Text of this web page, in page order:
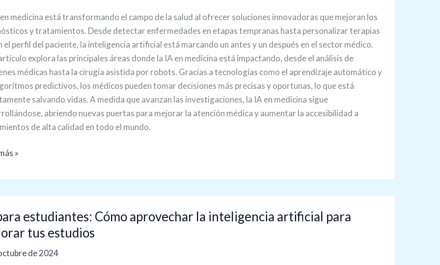
medicina está transformando el campo de la salud al ofrecer soluciones innovadoras que mejoran los
y tratamientos. Desde detectar enfermedades en etapas tempranas hasta personalizar terapias
el perfil del paciente, la inteligencia artificial está marcando un antes y un después en el sector médico.
explora las principales áreas donde la IA en medicina está impactando, desde el análisis de
médicas hasta la cirugía asistida por robots. Gracias a tecnologías como el aprendizaje automático y
predictivos, los médicos pueden tomar decisiones más precisas y oportunas, lo que está
salvando vidas. A medida que avanzan las investigaciones, la IA en medicina sigue
abriendo nuevas puertas para mejorar la atención médica y aumentar la accesibilidad a
de alta calidad en todo el mundo.
»
estudiantes: Cómo aprovechar la inteligencia artificial para
tus estudios
de 2024